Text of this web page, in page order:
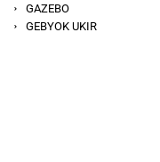
GAZEBO
GEBYOK UKIR